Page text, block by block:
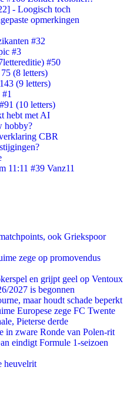
- Loogisch toch
opmerkingen
#32
#3
#50
(8 letters)
(9 letters)
(10 letters)
hebt met AI
hobby?
CBR
11:11 #39 Vanz11
ook Griekspoor
zege op promovendus
en grijpt geel op Ventoux
2027 is begonnen
maar houdt schade beperkt
Europese zege FC Twente
Pieterse derde
in zware Ronde van Polen-rit
eindigt Formule 1-seizoen
heuvelrit